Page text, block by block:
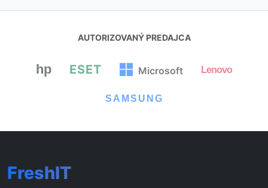
AUTORIZOVANÝ PREDAJCA
hp ESET Microsoft Lenovo
SAMSUNG
FreshIT